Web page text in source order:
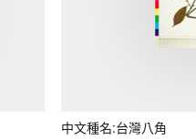
中文種名:台灣八角